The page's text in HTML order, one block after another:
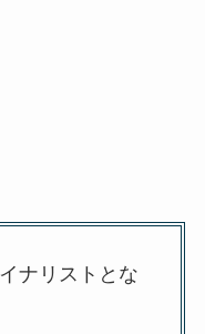
ナリストとな